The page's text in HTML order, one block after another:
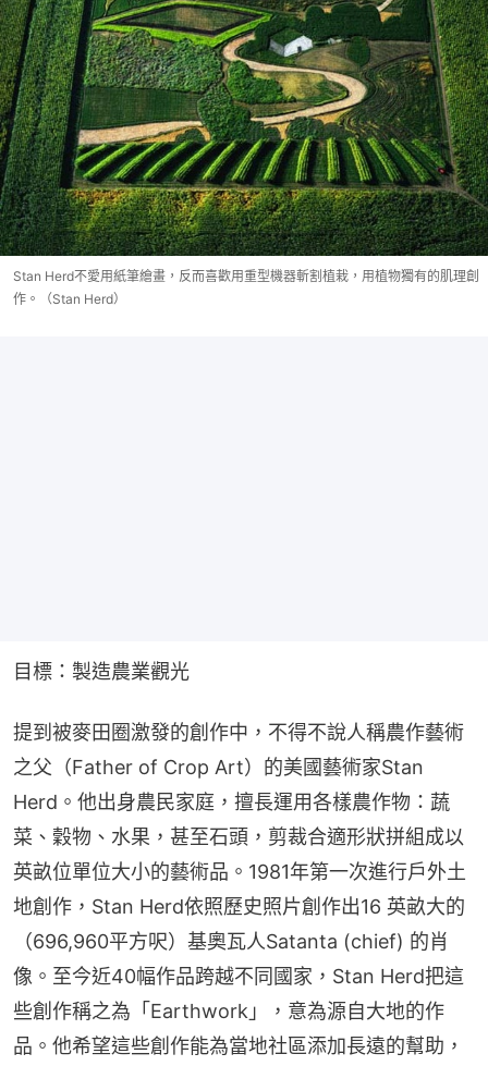
Stan Herd不愛用紙筆繪畫，反而喜歡用重型機器斬割植栽，用植物獨有的肌理創
作。（Stan Herd）
目標：製造農業觀光
提到被麥田圈激發的創作中，不得不說人稱農作藝術
之父（Father of Crop Art）的美國藝術家Stan
Herd。他出身農民家庭，擅長運用各樣農作物：蔬
菜、穀物、水果，甚至石頭，剪裁合適形狀拼組成以
英畝位單位大小的藝術品。1981年第一次進行戶外土
地創作，Stan Herd依照歷史照片創作出16 英畝大的
（696,960平方呎）基奧瓦人Satanta (chief) 的肖
像。至今近40幅作品跨越不同國家，Stan Herd把這
些創作稱之為「Earthwork」，意為源自大地的作
品。他希望這些創作能為當地社區添加長遠的幫助，